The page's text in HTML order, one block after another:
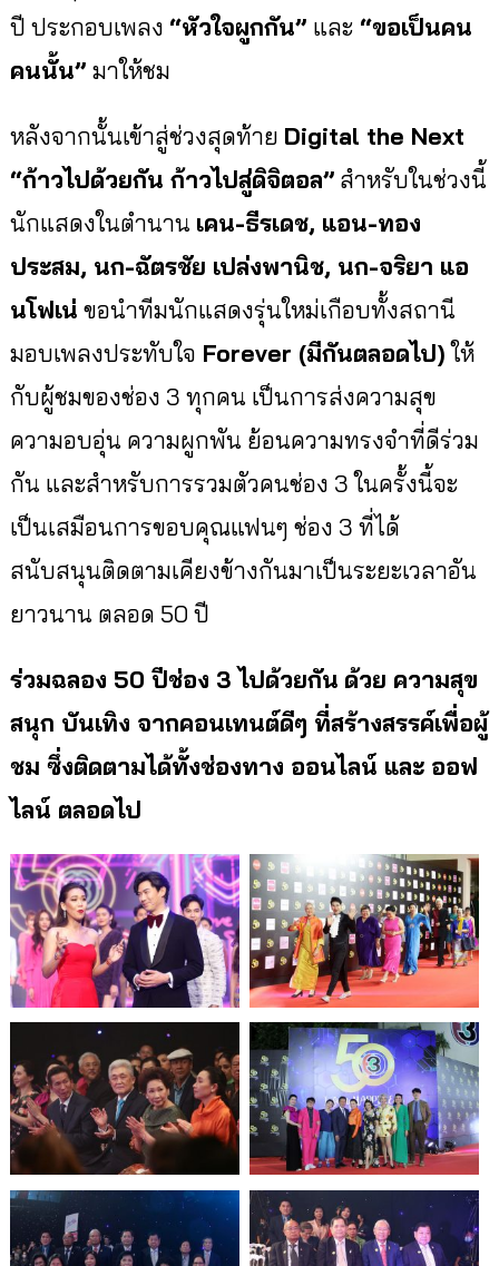
ปี ประกอบเพลง “หัวใจผูกกัน” และ “ขอเป็นคน
คนนั้น” มาให้ชม
หลังจากนั้นเข้าสู่ช่วงสุดท้าย Digital the Next
“ก้าวไปด้วยกัน ก้าวไปสู่ดิจิตอล” สำหรับในช่วงนี้
นักแสดงในตำนาน เคน-ธีรเดช, แอน-ทอง
ประสม, นก-ฉัตรชัย เปล่งพานิช, นก-จริยา แอ
นโฟเน่ ขอนำทีมนักแสดงรุ่นใหม่เกือบทั้งสถานี
มอบเพลงประทับใจ Forever (มีกันตลอดไป)ให้
กับผู้ชมของช่อง 3 ทุกคน เป็นการส่งความสุข
ความอบอุ่น ความผูกพัน ย้อนความทรงจำที่ดีร่วม
กัน และสำหรับการรวมตัวคนช่อง 3 ในครั้งนี้จะ
เป็นเสมือนการขอบคุณแฟนๆ ช่อง 3 ที่ได้
สนับสนุนติดตามเคียงข้างกันมาเป็นระยะเวลาอัน
ยาวนาน ตลอด 50 ปี
ร่วมฉลอง 50 ปีช่อง 3 ไปด้วยกัน ด้วย ความสุข
สนุก บันเทิง จากคอนเทนต์ดีๆ ที่สร้างสรรค์เพื่อผู้
ชม ซึ่งติดตามได้ทั้งช่องทาง ออนไลน์ และ ออฟ
ไลน์ ตลอดไป